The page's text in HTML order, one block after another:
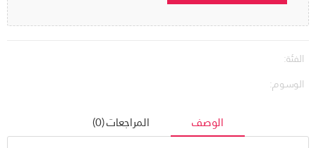
الفئة:
الوسوم:
الوصف المراجعات (0)